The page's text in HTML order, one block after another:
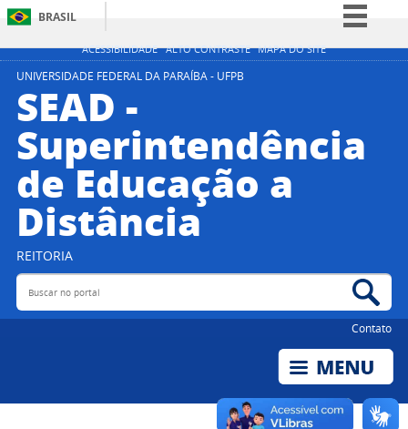
ACESSIBILIDADE ALTO CONTRASTE MAPA DO SITE
BRASIL
Simplifique!
Acesso à informação
Legislação
Canais
UNIVERSIDADE FEDERAL DA PARAÍBA - UFPB
SEAD -
Superintendência
de Educação a
Distância
REITORIA
Buscar no portal
Contato